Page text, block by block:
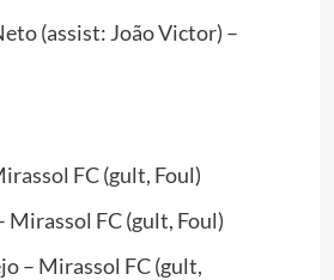
(assist: João Victor) –
FC (gult, Foul)
Mirassol FC (gult, Foul)
– Mirassol FC (gult,